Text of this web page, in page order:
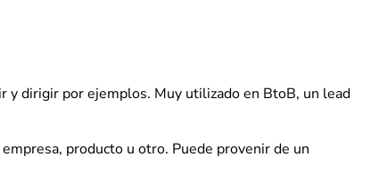
y dirigir por ejemplos. Muy utilizado en BtoB, un lead
producto u otro. Puede provenir de un